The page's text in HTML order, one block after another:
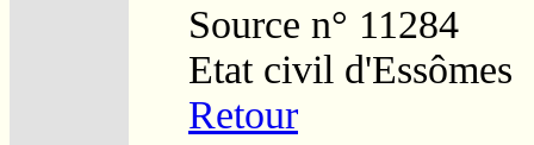
Source n° 11284
Etat civil d'Essômes
Retour